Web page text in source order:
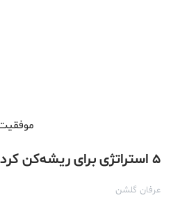
۵ استراتژی برای ریشه‌کن کردن عادت‌های بد
عرفان گلشن